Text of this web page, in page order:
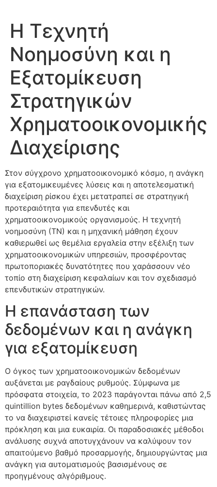
Η Τεχνητή
Νοημοσύνη και η
Εξατομίκευση
Στρατηγικών
Χρηματοοικονομικής
Διαχείρισης
Στον σύγχρονο χρηματοοικονομικό κόσμο, η ανάγκη
για εξατομικευμένες λύσεις και η αποτελεσματική
διαχείριση ρίσκου έχει μετατραπεί σε στρατηγική
προτεραιότητα για επενδυτές και
χρηματοοικονομικούς οργανισμούς. Η τεχνητή
νοημοσύνη (ΤΝ) και η μηχανική μάθηση έχουν
καθιερωθεί ως θεμέλια εργαλεία στην εξέλιξη των
χρηματοοικονομικών υπηρεσιών, προσφέροντας
πρωτοποριακές δυνατότητες που χαράσσουν νέο
τοπίο στη διαχείριση κεφαλαίων και τον σχεδιασμό
επενδυτικών στρατηγικών.
Η επανάσταση των
δεδομένων και η ανάγκη
για εξατομίκευση
Ο όγκος των χρηματοοικονομικών δεδομένων
αυξάνεται με ραγδαίους ρυθμούς. Σύμφωνα με
πρόσφατα στοιχεία, το 2023 παράγονται πάνω από 2,5
quintillion bytes δεδομένων καθημερινά, καθιστώντας
το να διαχειριστεί κανείς τέτοιες πληροφορίες μια
πρόκληση και μια ευκαιρία. Οι παραδοσιακές μέθοδοι
ανάλυσης συχνά αποτυγχάνουν να καλύψουν τον
απαιτούμενο βαθμό προσαρμογής, δημιουργώντας μια
ανάγκη για αυτοματισμούς βασισμένους σε
προηγμένους αλγόριθμους.